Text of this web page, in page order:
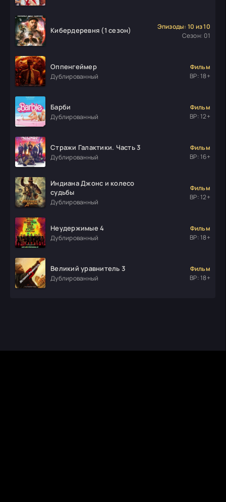
Кибердеревня (1 сезон)
Эпизоды: 10 из 10
Сезон: 01
Оппенгеймер
Дублированный
Фильм
ВР: 18+
Барби
Дублированный
Фильм
ВР: 12+
Стражи Галактики. Часть 3
Дублированный
Фильм
ВР: 16+
Индиана Джонс и колесо
судьбы
Дублированный
Фильм
ВР: 12+
Неудержимые 4
Дублированный
Фильм
ВР: 18+
Великий уравнитель 3
Дублированный
Фильм
ВР: 18+